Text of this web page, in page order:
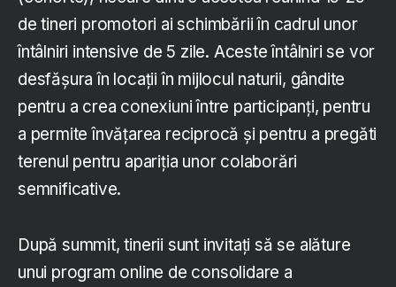
de tineri promotori ai schimbării în cadrul unor
întâlniri intensive de 5 zile. Aceste întâlniri se vor
desfășura în locații în mijlocul naturii, gândite
pentru a crea conexiuni între participanți, pentru
a permite învățarea reciprocă și pentru a pregăti
terenul pentru apariția unor colaborări
semnificative.
După summit, tinerii sunt invitați să se alăture
unui program online de consolidare a